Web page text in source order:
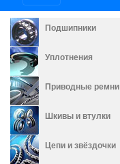
Подшипники
Уплотнения
Приводные ремни
Шкивы и втулки
Цепи и звёздочки